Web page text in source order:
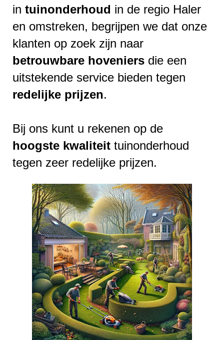
in tuinonderhoud in de regio Haler
en omstreken, begrijpen we dat onze
klanten op zoek zijn naar
betrouwbare hoveniers die een
uitstekende service bieden tegen
redelijke prijzen.
Bij ons kunt u rekenen op de
hoogste kwaliteit tuinonderhoud
tegen zeer redelijke prijzen.